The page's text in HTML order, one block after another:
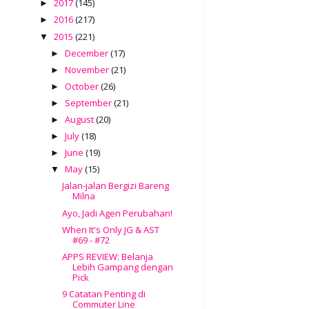
►2017(145)
►2016(217)
▼2015(221)
► December(17)
► November(21)
► October(26)
► September(21)
► August(20)
► July(18)
► June (19)
▼ May(15)
Jalan-jalan Bergizi Bareng
Milna
Ayo, Jadi Agen Perubahan!
When It's Only JG & AST
#69 - #72
APPS REVIEW: Belanja
Lebih Gampang dengan
Pick
9 Catatan Penting di
Commuter Line